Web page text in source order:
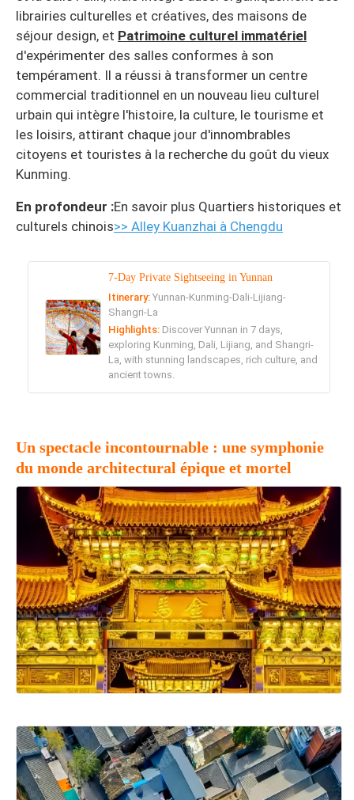
librairies culturelles et créatives, des maisons de
séjour design, et Patrimoine culturel immatériel
d'expérimenter des salles conformes à son
tempérament. Il a réussi à transformer un centre
commercial traditionnel en un nouveau lieu culturel
urbain qui intègre l'histoire, la culture, le tourisme et
les loisirs, attirant chaque jour d'innombrables
citoyens et touristes à la recherche du goût du vieux
Kunming.
En profondeur :En savoir plus Quartiers historiques et
culturels chinois>> Alley Kuanzhai à Chengdu
7-Day Private Sightseeing in Yunnan
Itinerary:Yunnan-Kunming-Dali-Lijiang-
Shangri-La
Highlights: Discover Yunnan in 7 days,
exploring Kunming, Dali, Lijiang, and Shangri-
La, with stunning landscapes, rich culture, and
ancient towns.
Un spectacle incontournable : une symphonie
du monde architectural épique et mortel